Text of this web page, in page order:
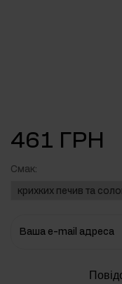
461 ГРН
Смак:
Ваша e-mail адреса